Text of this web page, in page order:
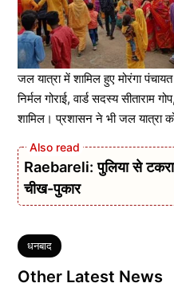
जल यात्रा में शामिल हुए मोरंगा
निर्मल गोराई, वार्ड सदस्य सीताराम
शामिल। प्रशासन ने भी जल यात्रा
Raebareli: पुलिया से
चीख-पुकार
Tags
धनबाद
Other Latest News